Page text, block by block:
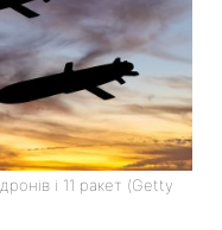
і 11 ракет (Getty